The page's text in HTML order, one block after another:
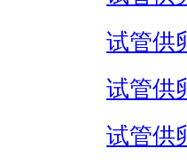
试管供
试管供
试管供